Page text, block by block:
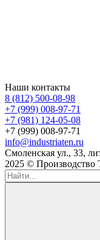
Наши контакты
8 (812) 500-08-98
+7 (999) 008-97-71
+7 (981) 124-05-08
+7 (999) 008-97-71
info@industriaten.ru
Смоленская ул., 33,
2025 ©